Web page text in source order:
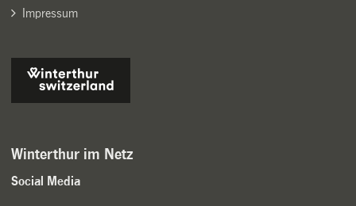
Impressum
Winterthur im Netz
Social Media